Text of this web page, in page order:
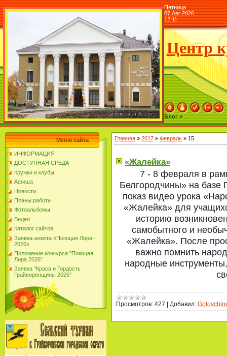
Пятница
07 Авг 2026
12:11
Центр
Блог »
Меню сайта
ИНФОРМАЦИЯ
ДОСТУПНАЯ СРЕДА
Кружки и клубы
Афиша
Новости
Планы работы
Фотоальбомы
Видео
Каталог сайтов
Заявка-анкета «Поющая Лира -
2026»
Положение конкурса "Поющая
Лира 2026"
Заявка "Краса и Гордость
Грайворонщины 2025"
Главная » 2017 » Февраль » 15
«Жалейка»
7 - 8 февраля в
Белгородчины» на
показ видео урока
«Жалейка» для
историю
самобытного и
«Жалейка». После
важно помнить
народные
Просмотров: 427 Добавил: